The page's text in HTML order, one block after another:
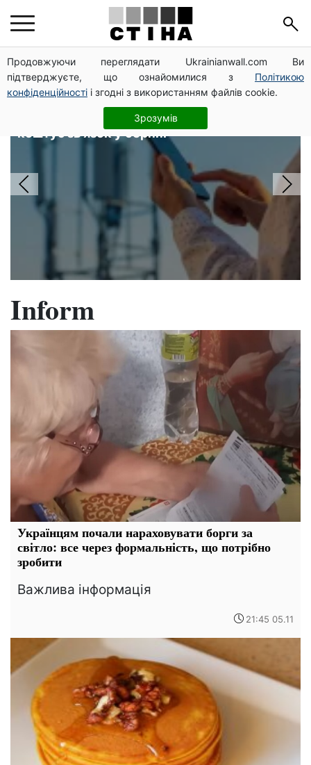
Продовжуючи переглядати Ukrainianwall.com Ви
підтверджуєте, що ознайомилися з Політикою
конфіденційності і згодні з використанням файлів cookie.
Зрозумів
Головні новини
Тарифи Київстар і Vodafone
подешевшали до 50%: скільки
коштує зв'язок у серпні
Inform
Українцям почали нараховувати борги за
світло: все через формальність, що потрібно
зробити
Важлива інформація
21:45 05.11